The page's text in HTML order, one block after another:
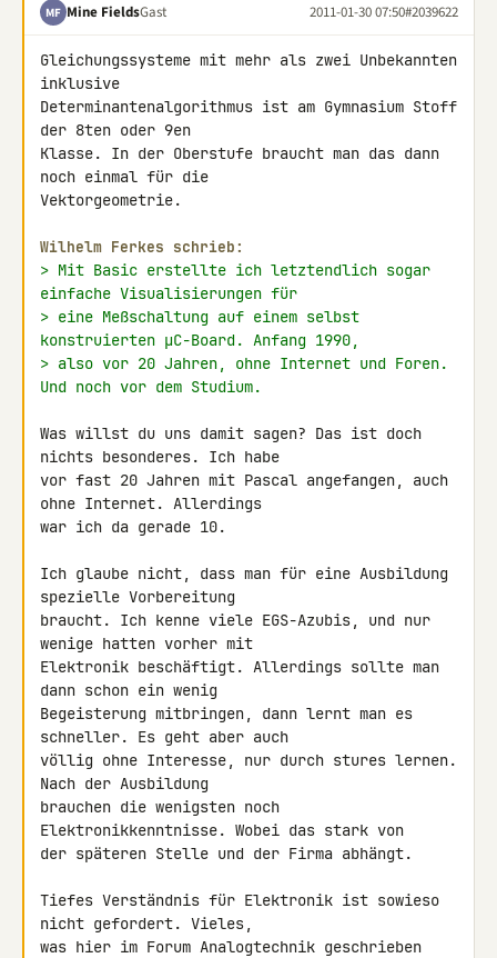
MF Mine FieldsGast 2011-01-30 07:50#2039622
Gleichungssysteme mit mehr als zwei Unbekannten
inklusive
Determinantenalgorithmus ist am Gymnasium Stoff
der 8ten oder 9en
Klasse. In der Oberstufe braucht man das dann
noch einmal für die
Vektorgeometrie.
Wilhelm Ferkes schrieb:
> Mit Basic erstellte ich letztendlich sogar
einfache Visualisierungen für
> eine Meßschaltung auf einem selbst
konstruierten µC-Board. Anfang 1990,
> also vor 20 Jahren, ohne Internet und Foren.
Und noch vor dem Studium.
Was willst du uns damit sagen? Das ist doch
nichts besonderes. Ich habe
vor fast 20 Jahren mit Pascal angefangen, auch
ohne Internet. Allerdings
war ich da gerade 10.
Ich glaube nicht, dass man für eine Ausbildung
spezielle Vorbereitung
braucht. Ich kenne viele EGS-Azubis, und nur
wenige hatten vorher mit
Elektronik beschäftigt. Allerdings sollte man
dann schon ein wenig
Begeisterung mitbringen, dann lernt man es
schneller. Es geht aber auch
völlig ohne Interesse, nur durch stures lernen.
Nach der Ausbildung
brauchen die wenigsten noch
Elektronikkenntnisse. Wobei das stark von
der späteren Stelle und der Firma abhängt.
Tiefes Verständnis für Elektronik ist sowieso
nicht gefordert. Vieles,
was hier im Forum Analogtechnik geschrieben